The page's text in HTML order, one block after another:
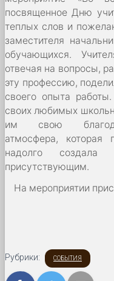
посвященное Дню
теплых слов и
заместителя
обучающихся.
отвечая на вопросы,
эту профессию,
своего опыта
своих любимых
им свою
атмосфера, которая
надолго создала
присутствующим.
На мероприятии
Рубрики: СОБЫТИЯ